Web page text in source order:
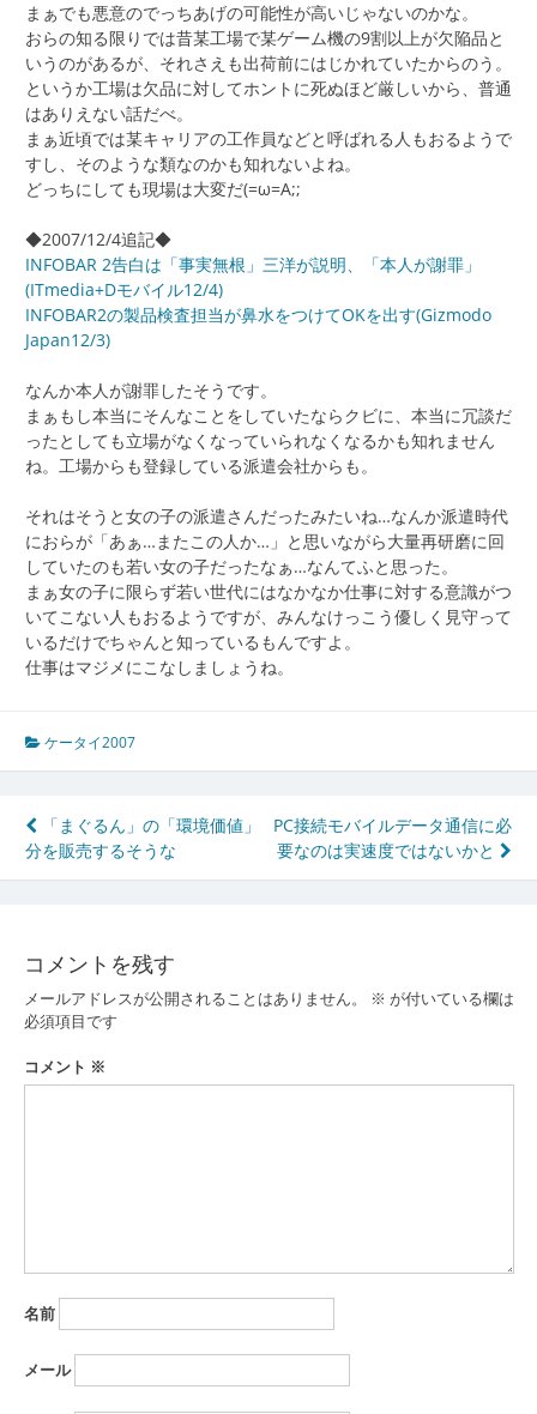
まぁでも悪意のでっちあげの可能性が高いじゃないのかな。
おらの知る限りでは昔某工場で某ゲーム機の9割以上が欠陥品と
いうのがあるが、それさえも出荷前にはじかれていたからのう。
というか工場は欠品に対してホントに死ぬほど厳しいから、普通
はありえない話だべ。
まぁ近頃では某キャリアの工作員などと呼ばれる人もおるようで
すし、そのような類なのかも知れないよね。
どっちにしても現場は大変だ(=ω=A;;
◆2007/12/4追記◆
INFOBAR 2告白は「事実無根」三洋が説明、「本人が謝罪」
(ITmedia+Dモバイル12/4)
INFOBAR2の製品検査担当が鼻水をつけてOKを出す(Gizmodo
Japan12/3)
なんか本人が謝罪したそうです。
まぁもし本当にそんなことをしていたならクビに、本当に冗談だ
ったとしても立場がなくなっていられなくなるかも知れません
ね。工場からも登録している派遣会社からも。
それはそうと女の子の派遣さんだったみたいね…なんか派遣時代
におらが「あぁ…またこの人か…」と思いながら大量再研磨に回
していたのも若い女の子だったなぁ…なんてふと思った。
まぁ女の子に限らず若い世代にはなかなか仕事に対する意識がつ
いてこない人もおるようですが、みんなけっこう優しく見守って
いるだけでちゃんと知っているもんですよ。
仕事はマジメにこなしましょうね。
ケータイ2007
投
稿
ビ
ゲ
ー
シ
「まぐるん」の「環境価値」
分を販売するそうな
PC接続モバイルデータ通信に必
要なのは実速度ではないかと
コメントを残す
メールアドレスが公開されることはありません。 ※ が付いている欄は
必須項目です
コメント ※
名前
メール